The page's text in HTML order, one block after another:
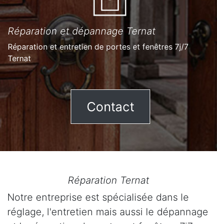
Réparation et dépannage Ternat
Réparation et entretien de portes et fenêtres 7j/7
Ternat
Contact
Réparation Ternat
Notre entreprise est spécialisée dans le
réglage, l'entretien mais aussi le dépannage